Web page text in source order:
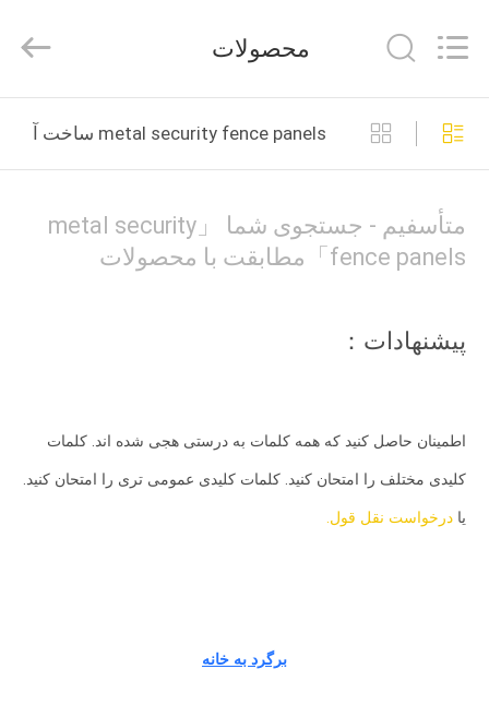
صفحه
اصلی
محصولات
کارخانه
کنترل
Mesh
MFG
All
Reserved.
محصولات
metal security fence panels ساخت آنلاین
متأسفیم - جستجوی شما 「metal security
fence panels」مطابقت با محصولات
پیشنهادات：
اطمینان حاصل کنید که همه کلمات به درستی هجی شده اند. کلمات
کلیدی مختلف را امتحان کنید. کلمات کلیدی عمومی تری را امتحان کنید.
یا درخواست نقل قول.
برگرد به خانه